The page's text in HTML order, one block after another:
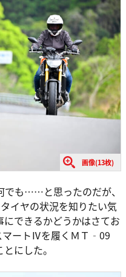
画像(13枚)
でも……と思ったのだが、
イヤの状況を知りたい気
できるかどうかはさてお
マートⅣを履くＭＴ‐09
にした。